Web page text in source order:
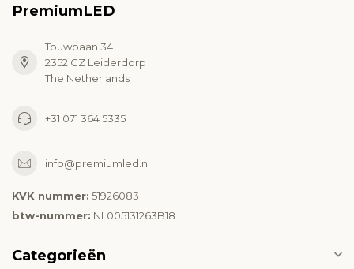
PremiumLED
Touwbaan 34
2352 CZ Leiderdorp
The Netherlands
+31 071 364 5335
info@premiumled.nl
KVK nummer: 51926083
btw-nummer: NL005131263B18
Categorieën